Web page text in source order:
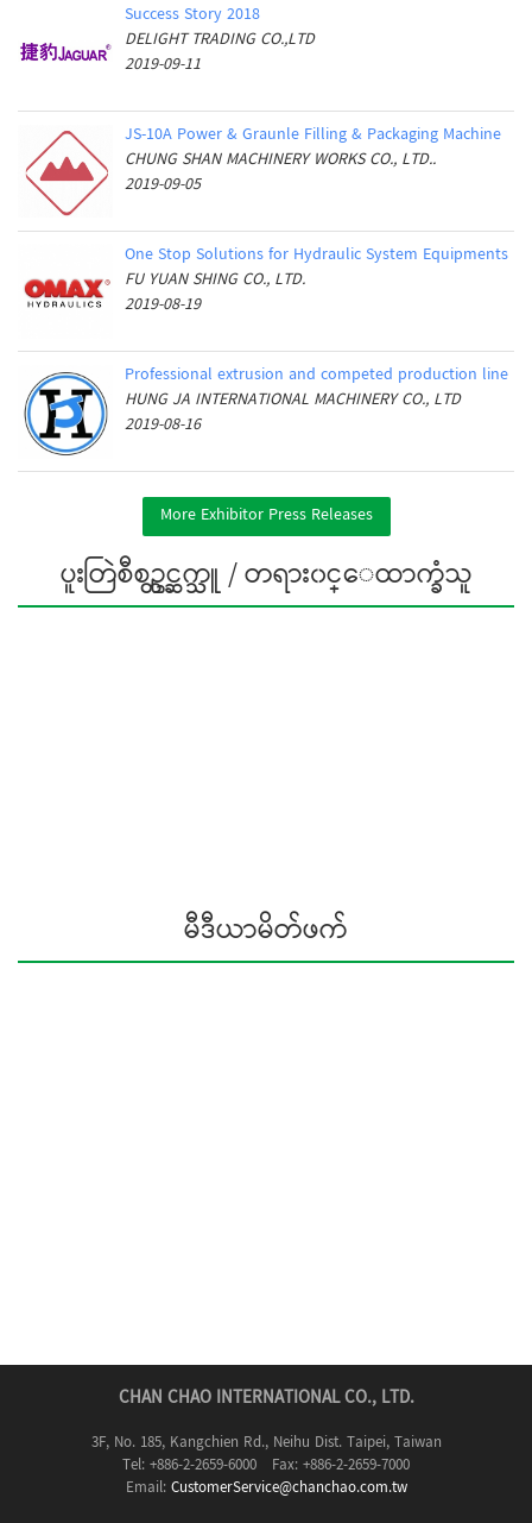
Success Story 2018
DELIGHT TRADING CO.,LTD
2019-09-11
JS-10A Power & Graunle Filling & Packaging Machine
CHUNG SHAN MACHINERY WORKS CO., LTD..
2019-09-05
One Stop Solutions for Hydraulic System Equipments
FU YUAN SHING CO., LTD.
2019-08-19
Professional extrusion and competed production line
HUNG JA INTERNATIONAL MACHINERY CO., LTD
2019-08-16
More Exhibitor Press Releases
ပူးတြဲစီစဥ္တင္ဆက္သူ / တရား၀င္ေထာက္ခံသူ
မီဒီယာမိတ်ဖက်
CHAN CHAO INTERNATIONAL CO., LTD.
3F, No. 185, Kangchien Rd., Neihu Dist. Taipei, Taiwan
Tel: +886-2-2659-6000 Fax: +886-2-2659-7000
Email:CustomerService@chanchao.com.tw